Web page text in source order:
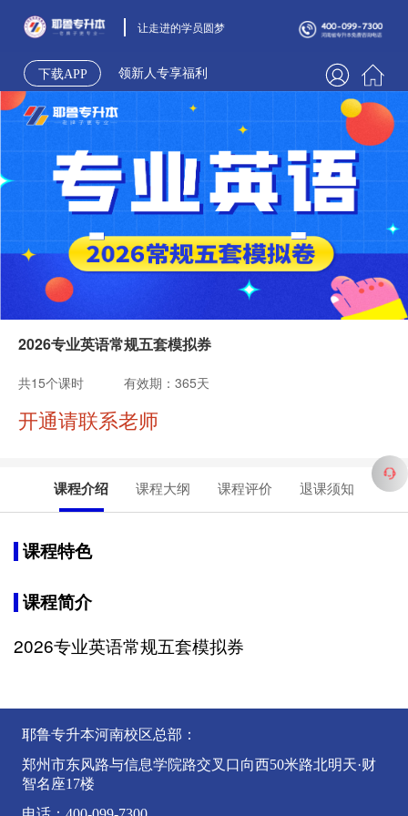
让走进的学员圆梦
下载APP 领新人专享福利
2026专业英语常规五套模拟券
共15个课时 有效期：365天
开通请联系老师
课程介绍 课程大纲 课程评价 退课须知
课程特色
课程简介
2026专业英语常规五套模拟券
耶鲁专升本河南校区总部：
郑州市东风路与信息学院路交叉口向西50米路北明天·财
智名座17楼